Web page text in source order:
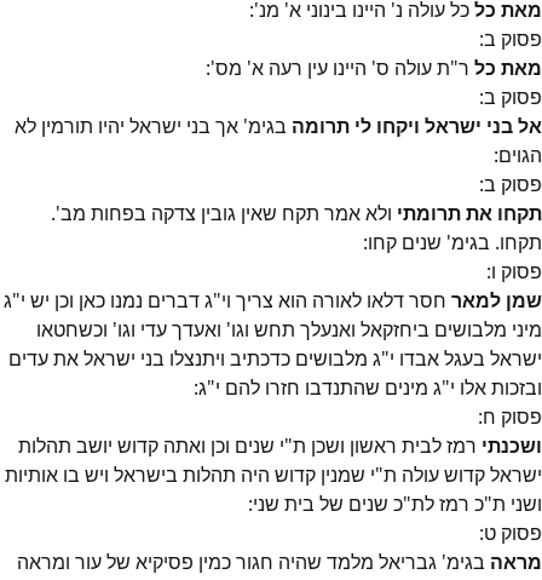
מאת כלכל עולה נ' היינו בינוני א' מנ':
פסוק ב:
מאת כל ר"ת עולה ס' היינו עין רעה א' מס':
פסוק ב:
אל בני ישראל ויקחו לי תרומה בגימ' אך בני ישראל יהיו תורמין לא
הגוים:
פסוק ב:
תקחו את תרומתי ולא אמר תקח שאין גובין צדקה בפחות מב'.
תקחו. בגימ' שנים קחו:
פסוק ו:
שמן למאר חסר דלאו לאורה הוא צריך וי"ג דברים נמנו כאן וכן יש י"ג
מיני מלבושים ביחזקאל ואנעלך תחש וגו' ואעדך עדי וגו' וכשחטאו
ישראל בעגל אבדו י"ג מלבושים כדכתיב ויתנצלו בני ישראל את עדים
ובזכות אלו י"ג מינים שהתנדבו חזרו להם י"ג:
פסוק ח:
ושכנתי רמז לבית ראשון ושכן ת"י שנים וכן ואתה קדוש יושב תהלות
ישראל קדוש עולה ת"י שמנין קדוש היה תהלות בישראל ויש בו אותיות
ושני ת"כ רמז לת"כ שנים של בית שני:
פסוק ט:
מראה בגימ' גבריאל מלמד שהיה חגור כמין פסיקיא של עור ומראה